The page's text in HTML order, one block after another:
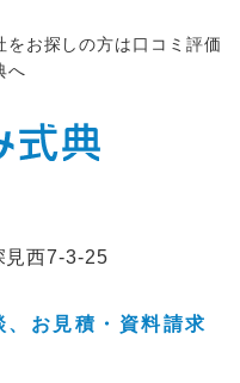
お探しの方は口コミ評価
へ
見西7-3-25
お見積・資料請求